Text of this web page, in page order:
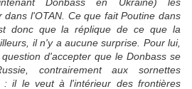
dans l'OTAN. Ce que fait Poutine dans
donc que la réplique de ce que la
il n'y a aucune surprise. Pour lui,
d'accepter que le Donbass se
contrairement aux sornettes
: il le veut à l'intérieur des frontières